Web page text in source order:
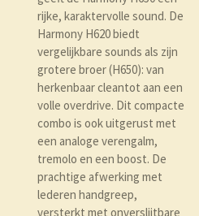
rijke, karaktervolle sound. De
Harmony H620 biedt
vergelijkbare sounds als zijn
grotere broer (H650): van
herkenbaar cleantot aan een
volle overdrive. Dit compacte
combo is ook uitgerust met
een analoge verengalm,
tremolo en een boost. De
prachtige afwerking met
lederen handgreep,
versterkt met onverslijtbare